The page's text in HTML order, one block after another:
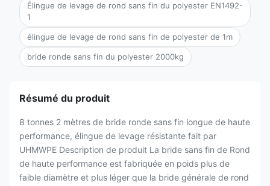
Élingue de levage de rond sans fin du polyester EN1492-
1
élingue de levage de rond sans fin de polyester de 1m
bride ronde sans fin du polyester 2000kg
Résumé du produit
8 tonnes 2 mètres de bride ronde sans fin longue de haute
performance, élingue de levage résistante fait par
UHMWPE Description de produit La bride sans fin de Rond
de haute performance est fabriquée en poids plus de
faible diamètre et plus léger que la bride générale de rond